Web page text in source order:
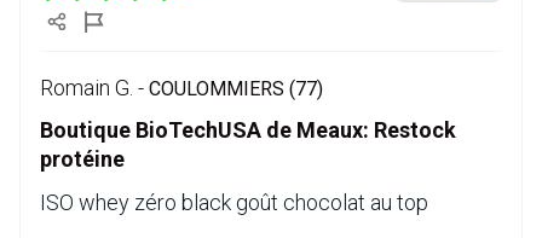
Romain G. - COULOMMIERS (77)
Boutique BioTechUSA de Meaux: Restock
protéine
ISO whey zéro black goût chocolat au top